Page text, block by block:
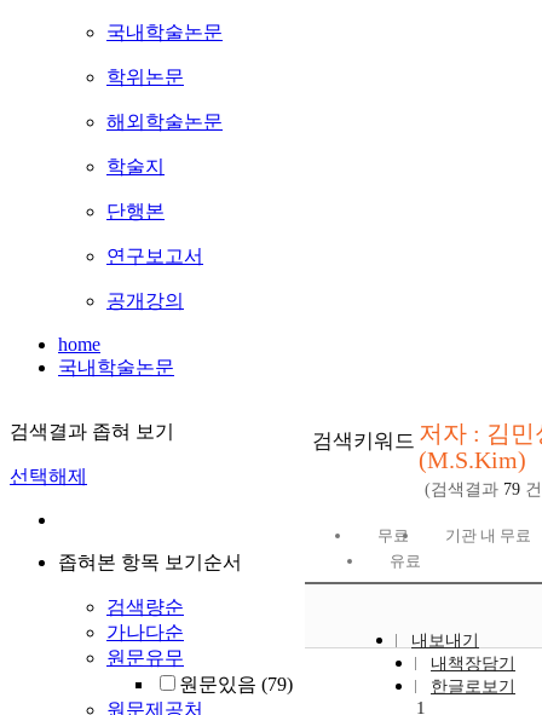
국내학술논문
학위논문
해외학술논문
학술지
단행본
연구보고서
공개강의
home
국내학술논문
검색결과 좁혀 보기
선택해제
좁혀본 항목 보기순서
검색량순
가나다순
원문유무
원문있음 (79)
원문제공처
검색키워드 저자 : 김민
(M.S.Kim)
(검색결과 79
무료
기관 내 무료
유료
내보내기
내책장담기
한글로보기
1